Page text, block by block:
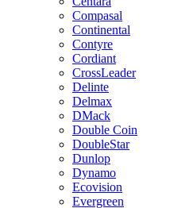
Compasal
Continental
Contyre
Cordiant
CrossLeader
Delinte
Delmax
DMack
Double Coin
DoubleStar
Dunlop
Dynamo
Ecovision
Evergreen